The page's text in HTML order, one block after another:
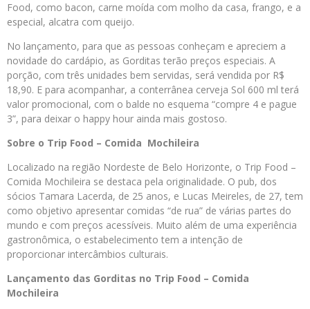
Food, como bacon, carne moída com molho da casa, frango, e a
especial, alcatra com queijo.
No lançamento, para que as pessoas conheçam e apreciem a
novidade do cardápio, as Gorditas terão preços especiais. A
porção, com três unidades bem servidas, será vendida por R$
18,90. E para acompanhar, a conterrânea cerveja Sol 600 ml terá
valor promocional, com o balde no esquema “compre 4 e pague
3”, para deixar o happy hour ainda mais gostoso.
Sobre o Trip Food – Comida Mochileira
Localizado na região Nordeste de Belo Horizonte, o Trip Food –
Comida Mochileira se destaca pela originalidade. O pub, dos
sócios Tamara Lacerda, de 25 anos, e Lucas Meireles, de 27, tem
como objetivo apresentar comidas “de rua” de várias partes do
mundo e com preços acessíveis. Muito além de uma experiência
gastronômica, o estabelecimento tem a intenção de
proporcionar intercâmbios culturais.
Lançamento das Gorditas no Trip Food – Comida
Mochileira